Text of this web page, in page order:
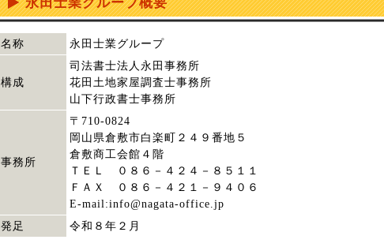
名称 永田士業グループ
構成
司法書士法人永田事務所
花田土地家屋調査士事務所
山下行政書士事務所
事務所
〒710-0824
岡山県倉敷市白楽町２４９番地５
倉敷商工会館４階
ＴＥＬ ０８６－４２４－８５１１
ＦＡＸ ０８６－４２１－９４０６
E-mail:info@nagata-office.jp
発足
令和８年２月